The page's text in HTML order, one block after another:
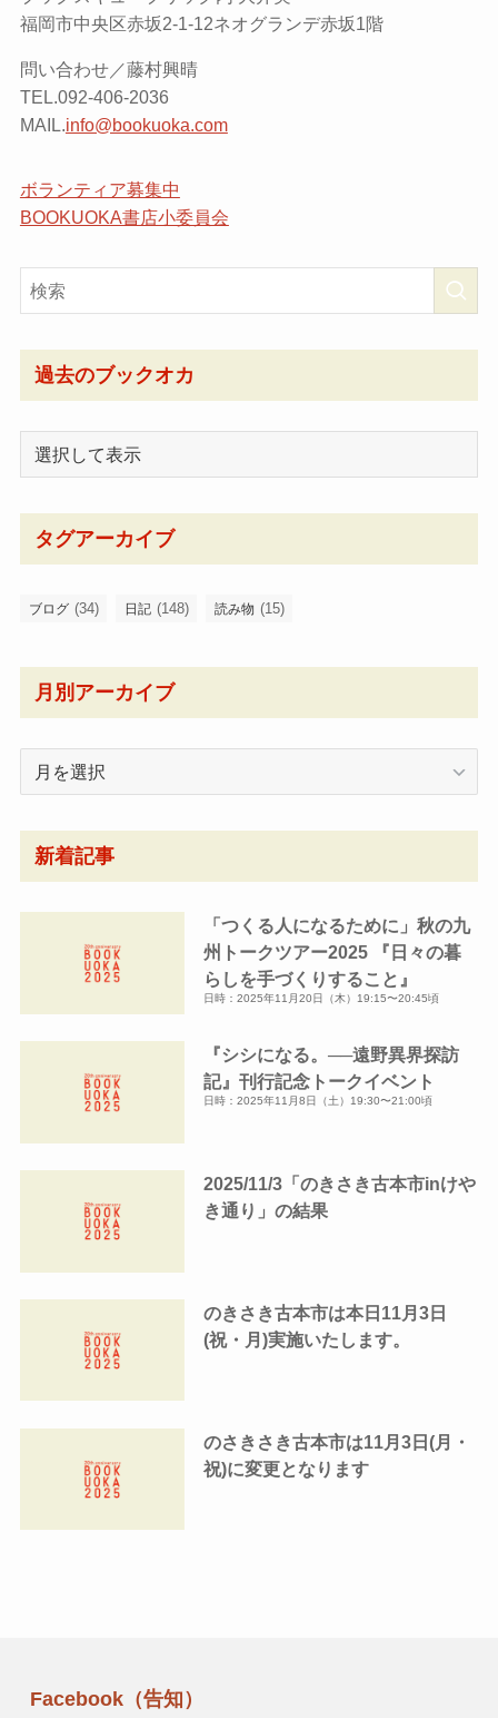
福岡市中央区赤坂2-1-12ネオグランデ赤坂1階
問い合わせ／藤村興晴
TEL.092-406-2036
MAIL.info@bookuoka.com
ボランティア募集中
BOOKUOKA書店小委員会
過去のブックオカ
タグアーカイブ
ブログ (34) 日記 (148) 読み物 (15)
月別アーカイブ
ー
カ
新着記事
「つくる人になるために」秋の九
州トークツアー2025 『日々の暮
らしを手づくりすること』
日時：2025年11月20日（木）19:15〜20:45頃
『シシになる。──遠野異界探訪
記』刊行記念トークイベント
日時：2025年11月8日（土）19:30〜21:00頃
2025/11/3「のきさき古本市inけや
き通り」の結果
のきさき古本市は本日11月3日
(祝・月)実施いたします。
のさきさき古本市は11月3日(月・
祝)に変更となります
Facebook（告知）